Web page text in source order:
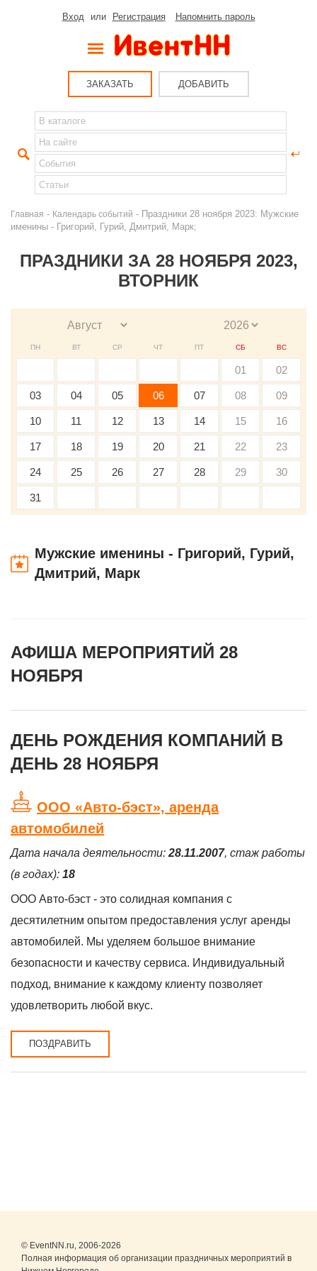
Вход или Регистрация Напомнить пароль
ЗАКАЗАТЬ ДОБАВИТЬ
Главная - Календарь событий - Праздники 28 ноября 2023: Мужские
именины - Григорий, Гурий, Дмитрий, Марк;
ПРАЗДНИКИ ЗА 28 НОЯБРЯ 2023,
ВТОРНИК
ПН ВТ СР ЧТ ПТ СБ ВС
01 02
03 04 05 06 07 08 09
10 11 12 13 14 15 16
17 18 19 20 21 22 23
24 25 26 27 28 29 30
31
Мужские именины - Григорий, Гурий,
Дмитрий, Марк
АФИША МЕРОПРИЯТИЙ 28
НОЯБРЯ
ДЕНЬ РОЖДЕНИЯ КОМПАНИЙ В
ДЕНЬ 28 НОЯБРЯ
ООО «Авто-бэст», аренда
автомобилей
Дата начала деятельности: 28.11.2007, стаж работы
(в годах): 18
ООО Авто-бэст - это солидная компания с
десятилетним опытом предоставления услуг аренды
автомобилей. Мы уделяем большое внимание
безопасности и качеству сервиса. Индивидуальный
подход, внимание к каждому клиенту позволяет
удовлетворить любой вкус.
ПОЗДРАВИТЬ
© EventNN.ru, 2006-2026
Полная информация об организации праздничных мероприятий в